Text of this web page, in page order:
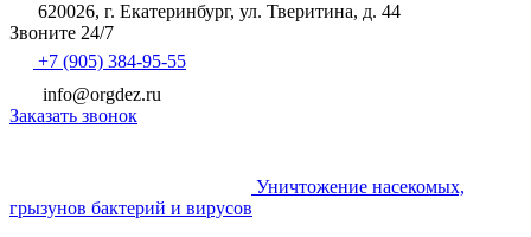
620026, г. Екатеринбург, ул. Тверитина, д. 44
Звоните 24/7
+7 (905) 384-95-55
info@orgdez.ru
Заказать звонок
Уничтожение насекомых,
грызунов бактерий и вирусов